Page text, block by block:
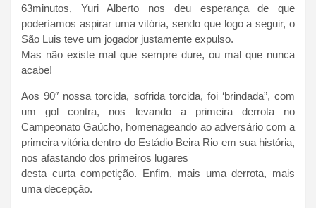
63minutos, Yuri Alberto nos deu esperança de que
poderíamos aspirar uma vitória, sendo que logo a seguir, o
São Luis teve um jogador justamente expulso.
Mas não existe mal que sempre dure, ou mal que nunca
acabe!
Aos 90″ nossa torcida, sofrida torcida, foi ‘brindada”, com
um gol contra, nos levando a primeira derrota no
Campeonato Gaúcho, homenageando ao adversário com a
primeira vitória dentro do Estádio Beira Rio em sua história,
nos afastando dos primeiros lugares
desta curta competição. Enfim, mais uma derrota, mais
uma decepção.